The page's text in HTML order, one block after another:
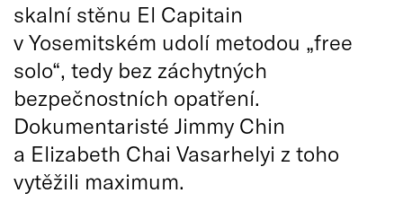
skalní stěnu El Capitain
v Yosemitském udolí metodou „free
solo“, tedy bez záchytných
bezpečnostních opatření.
Dokumentaristé Jimmy Chin
a Elizabeth Chai Vasarhelyi z toho
vytěžili maximum.